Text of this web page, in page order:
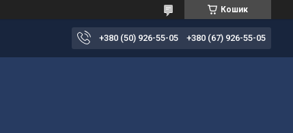
Кошик
+380 (50) 926-55-05 +380 (67) 926-55-05